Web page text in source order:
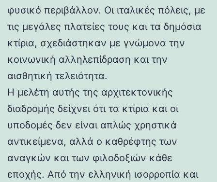
φυσικό περιβάλλον. Οι ιταλικές πόλεις, με
τις μεγάλες πλατείες τους και τα δημόσια
κτίρια, σχεδιάστηκαν με γνώμονα την
κοινωνική αλληλεπίδραση και την
αισθητική τελειότητα.
Η μελέτη αυτής της αρχιτεκτονικής
διαδρομής δείχνει ότι τα κτίρια και οι
υποδομές δεν είναι απλώς χρηστικά
αντικείμενα, αλλά ο καθρέφτης των
αναγκών και των φιλοδοξιών κάθε
εποχής. Από την ελληνική ισορροπία και